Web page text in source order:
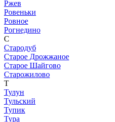
Ржев
Ровеньки
Ровное
Рогнедино
С
Стародуб
Старое Дрожжаное
Старое Шайгово
Старожилово
Т
Тулун
Тульский
Тупик
Тура